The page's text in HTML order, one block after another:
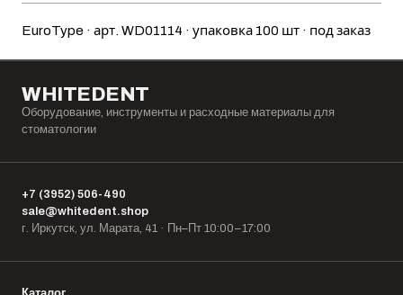
EuroType · арт. WD01114 · упаковка 100 шт · под заказ
WHITEDENT
Оборудование, инструменты и расходные материалы для
стоматологии
+7 (3952) 506-490
sale@whitedent.shop
г. Иркутск, ул. Марата, 41 · Пн–Пт 10:00–17:00